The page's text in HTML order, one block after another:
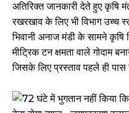
अतिरिक्त जानकारी देते हुए कृषि
रखरखाव के लिए भी विभाग उच्च
भिवानी अनाज मंडी के सामने
मीट्रिक टन क्षमता वाले गोदाम
जिसके लिए प्रस्ताव पहले ही पास